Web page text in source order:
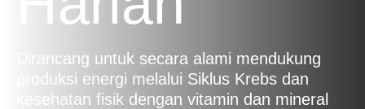
Dirancang untuk secara alami mendukung
produksi energi melalui Siklus Krebs dan
kesehatan fisik dengan vitamin dan mineral